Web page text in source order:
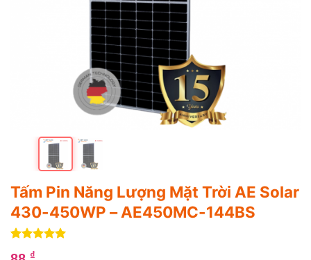
Tấm Pin Năng Lượng Mặt Trời AE Solar
430-450WP – AE450MC-144BS
trên 5
₫